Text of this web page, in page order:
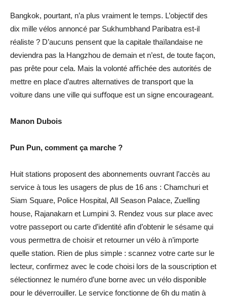
Bangkok, pourtant, n’a plus vraiment le temps. L’objectif des
dix mille vélos annoncé par Sukhumbhand Paribatra est-il
réaliste ? D’aucuns pensent que la capitale thaïlandaise ne
deviendra pas la Hangzhou de demain et n’est, de toute façon,
pas prête pour cela. Mais la volonté aﬃchée des autorités de
mettre en place d’autres alternatives de transport que la
voiture dans une ville qui suﬀoque est un signe encourageant.
Manon Dubois
Pun Pun, comment ça marche ?
Huit stations proposent des abonnements ouvrant l’accès au
service à tous les usagers de plus de 16 ans : Chamchuri et
Siam Square, Police Hospital, All Season Palace, Zuelling
house, Rajanakarn et Lumpini 3. Rendez vous sur place avec
votre passeport ou carte d’identité afin d’obtenir le sésame qui
vous permettra de choisir et retourner un vélo à n’importe
quelle station. Rien de plus simple : scannez votre carte sur le
lecteur, confirmez avec le code choisi lors de la souscription et
sélectionnez le numéro d’une borne avec un vélo disponible
pour le déverrouiller. Le service fonctionne de 6h du matin à